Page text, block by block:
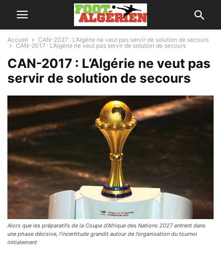
Accueil
CAN-2027 : L’Algérie ne veut pas servir de solution de secours
CAN-2017 : L’Algérie ne veut pas servir de solution de secours
CAN-2017 : L’Algérie ne veut pas
servir de solution de secours
Alors que les préparatifs de la Coupe d’Afrique des Nations 2027 entrent dans
une phase décisive, l’incertitude grandit autour de l’organisation du tournoi
initialement